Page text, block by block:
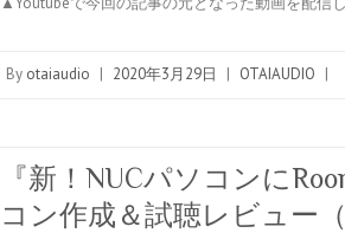
e
s
l
n
e
n
By otaiaudio | 2020年3月29日 | OTAIAUDIO |
『新！NUCパソコンに
コン作成＆試聴レビュー